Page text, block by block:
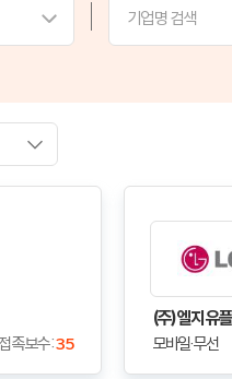
족보수 :35
(주)엘지유
모바일·무선